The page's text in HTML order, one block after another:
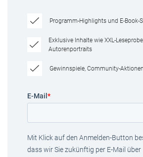
Programm-Highlights und E-Book-
Exklusive Inhalte wie XXL-
Autorenportraits
Gewinnspiele, Community-
E-Mail *
Mit Klick auf den Anmelden-Button
dass wir Sie zukünftig per E-Mail über